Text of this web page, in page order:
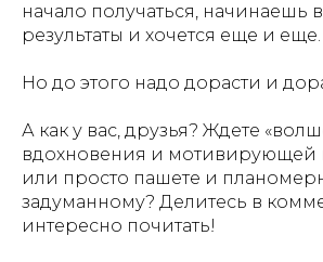
начало получаться, начинаешь
результаты и хочется еще и еще.
Но до этого надо дорасти и
А как у вас, друзья? Ждете
вдохновения и мотивирующей
или просто пашете и
задуманному? Делитесь в
интересно почитать!